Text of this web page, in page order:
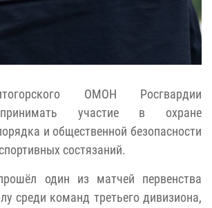
ОМОН Росгвардии
участие в охране
и общественной безопасности
состязаний.
один из матчей первенства
среди команд третьего дивизиона,